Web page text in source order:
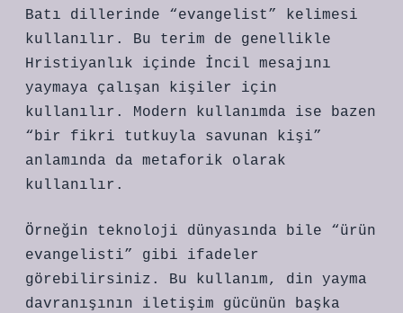
Batı dillerinde “evangelist” kelimesi
kullanılır. Bu terim de genellikle
Hristiyanlık içinde İncil mesajını
yaymaya çalışan kişiler için
kullanılır. Modern kullanımda ise bazen
“bir fikri tutkuyla savunan kişi”
anlamında da metaforik olarak
kullanılır.
Örneğin teknoloji dünyasında bile “ürün
evangelisti” gibi ifadeler
görebilirsiniz. Bu kullanım, din yayma
davranışının iletişim gücünün başka